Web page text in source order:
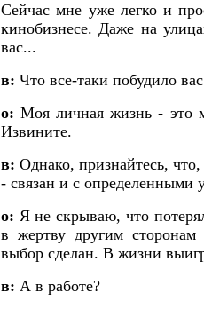
Сейчас мне уже легко и
кинобизнесе. Даже на
вас...
в: Что все-таки побудило
о: Моя личная жизнь - это
Извините.
в: Однако, признайтесь,
- связан и с определенными
о: Я не скрываю, что
в жертву другим
выбор сделан. В жизни
в: А в работе?